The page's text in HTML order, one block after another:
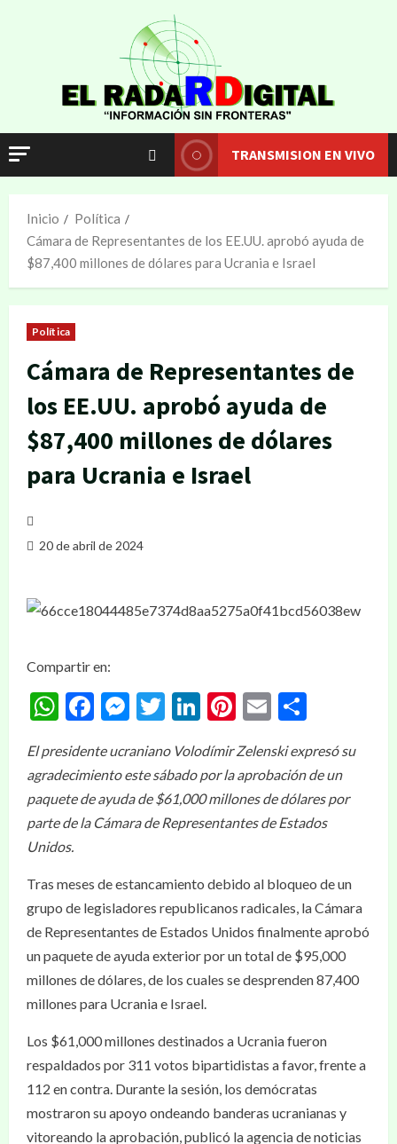
TRANSMISION EN VIVO
Inicio
Política
Cámara de Representantes de los EE.UU. aprobó ayuda de
$87,400 millones de dólares para Ucrania e Israel
Política
Cámara de Representantes de
los EE.UU. aprobó ayuda de
$87,400 millones de dólares
para Ucrania e Israel
20 de abril de 2024
Compartir en:
WhatsApp
Facebook
Messenger
Twitter
LinkedIn
Pinterest
Email
El presidente ucraniano Volodímir Zelenski expresó su
agradecimiento este sábado por la aprobación de un
paquete de ayuda de $61,000 millones de dólares por
parte de la Cámara de Representantes de Estados
Unidos.
Tras meses de estancamiento debido al bloqueo de un
grupo de legisladores republicanos radicales, la Cámara
de Representantes de Estados Unidos finalmente aprobó
un paquete de ayuda exterior por un total de $95,000
millones de dólares, de los cuales se desprenden 87,400
millones para Ucrania e Israel.
Los $61,000 millones destinados a Ucrania fueron
respaldados por 311 votos bipartidistas a favor, frente a
112 en contra. Durante la sesión, los demócratas
mostraron su apoyo ondeando banderas ucranianas y
vitoreando la aprobación, publicó la agencia de noticias